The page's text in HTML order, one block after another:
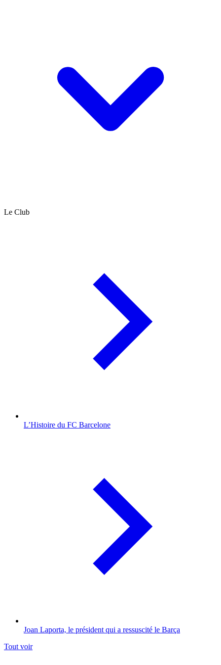
Le Club
L’Histoire du FC Barcelone
Joan Laporta, le président qui a ressuscité le Barça
Tout voir